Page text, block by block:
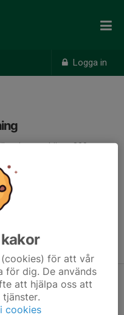
Logga in
med över 800
hela tiden. Gammelstads
består idag av tre
på breddidrott för
för att vår
för dig. De används
att hjälpa oss att
cookies